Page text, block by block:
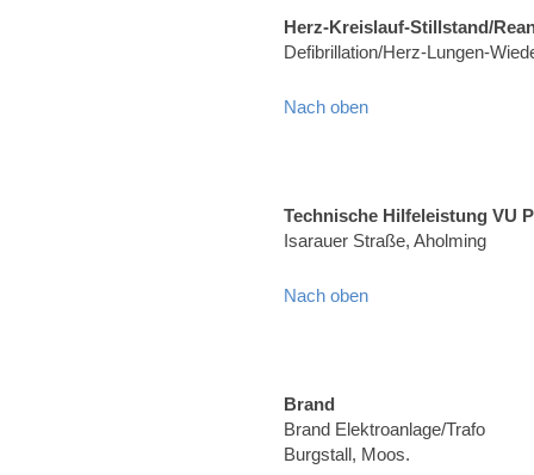
Herz-Kreislauf-Stillstand/
Defibrillation/Herz-Lungen-
Nach oben
Technische Hilfeleistung VU
Isarauer Straße, Aholming
Nach oben
Brand
Brand Elektroanlage/Trafo
Burgstall, Moos.